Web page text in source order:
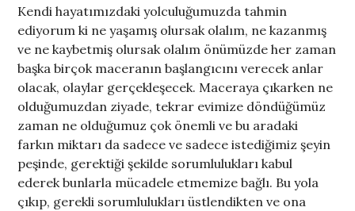
Kendi hayatımızdaki yolculuğumuzda tahmin
ediyorum ki ne yaşamış olursak olalım, ne kazanmış
ve ne kaybetmiş olursak olalım önümüzde her zaman
başka birçok maceranın başlangıcını verecek anlar
olacak, olaylar gerçekleşecek. Maceraya çıkarken ne
olduğumuzdan ziyade, tekrar evimize döndüğümüz
zaman ne olduğumuz çok önemli ve bu aradaki
farkın miktarı da sadece ve sadece istediğimiz şeyin
peşinde, gerektiği şekilde sorumlulukları kabul
ederek bunlarla mücadele etmemize bağlı. Bu yola
çıkıp, gerekli sorumlulukları üstlendikten ve ona